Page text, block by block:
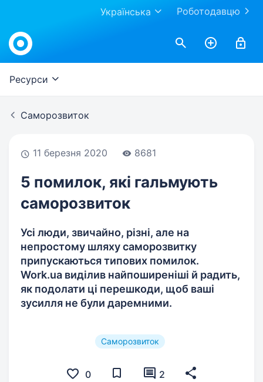
Роботодавцю
Українська
Work.ua
Ресурси
Саморозвиток
11 березня 2020 8681
5 помилок, які гальмують
саморозвиток
Усі люди, звичайно, різні, але на
непростому шляху саморозвитку
припускаються типових помилок.
Work.ua виділив найпоширеніші й радить,
як подолати ці перешкоди, щоб ваші
зусилля не були даремними.
Саморозвиток
0 2